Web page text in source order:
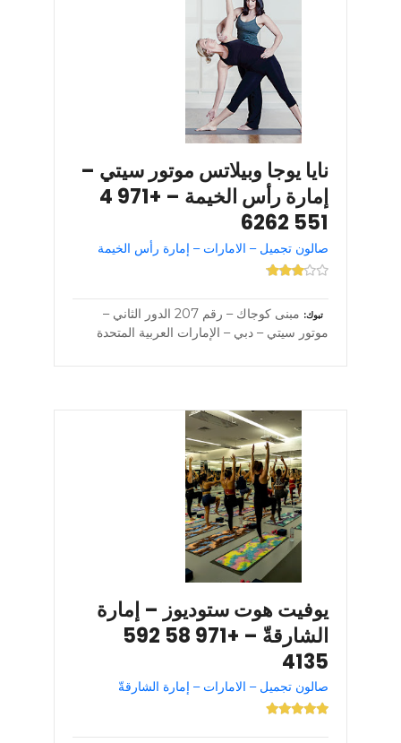
نايا يوجا وبيلاتس موتور سيتي –
إمارة رأس الخيمة – +971 4
551 6262
صالون تجميل – الامارات – إمارة رأس الخيمة
تبوك
مبنى كوجاك – رقم 207 الدور الثاني –
موتور سيتي – دبي – الإمارات العربية المتحدة
يوفيت هوت ستوديوز – إمارة
الشارقةّ – +971 58 592
4135
صالون تجميل – الامارات – إمارة الشارقةّ